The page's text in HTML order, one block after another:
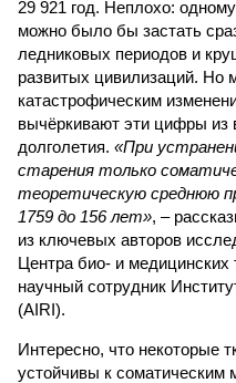
29 921 год. Неплохо:
можно было бы застать
ледниковых периодов и
развитых цивилизаций. Но
катастрофическим
вычёркивают эти цифры из
долголетия. «При
старения только
теоретическую среднюю
1759 до 156 лет», –
из ключевых авторов
Центра био- и медицинских
научный сотрудник
(AIRI).
Интересно, что некоторые
устойчивы к соматическим